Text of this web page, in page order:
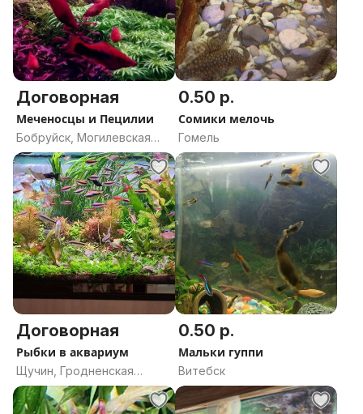
Договорная
Меченосцы и Пецилии
Бобруйск, Могилевская
область
0.50 р.
Сомики мелочь
Гомель
Договорная
Рыбки в аквариум
Щучин, Гродненская
область
0.50 р.
Мальки гуппи
Витебск